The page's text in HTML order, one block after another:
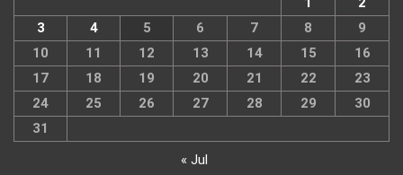
3
4 5 6 7 8
9
10
11 12 13 14 15
16
17
18 19 20 21 22
23
24
25 26 27 28 29
30
31
« Jul